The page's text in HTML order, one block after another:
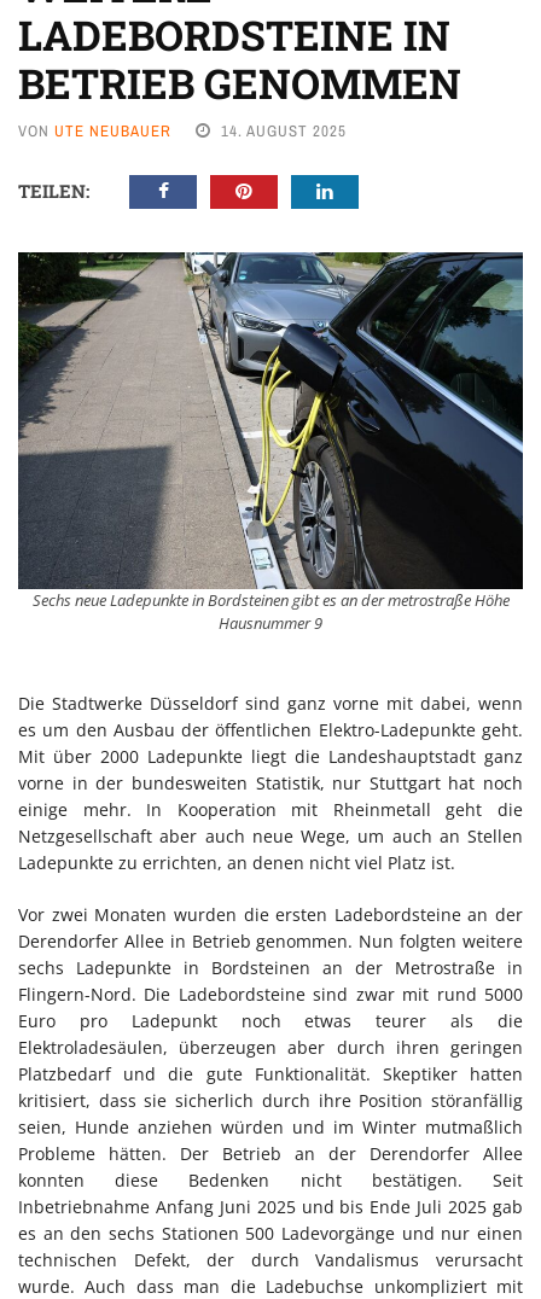
LADEBORDSTEINE IN
BETRIEB GENOMMEN
VON UTE NEUBAUER 14. AUGUST 2025
TEILEN:
Sechs neue Ladepunkte in Bordsteinen gibt es an der metrostraße Höhe
Hausnummer 9
Die Stadtwerke Düsseldorf sind ganz vorne mit dabei, wenn
es um den Ausbau der öffentlichen Elektro-Ladepunkte geht.
Mit über 2000 Ladepunkte liegt die Landeshauptstadt ganz
vorne in der bundesweiten Statistik, nur Stuttgart hat noch
einige mehr. In Kooperation mit Rheinmetall geht die
Netzgesellschaft aber auch neue Wege, um auch an Stellen
Ladepunkte zu errichten, an denen nicht viel Platz ist.
Vor zwei Monaten wurden die ersten Ladebordsteine an der
Derendorfer Allee in Betrieb genommen. Nun folgten weitere
sechs Ladepunkte in Bordsteinen an der Metrostraße in
Flingern-Nord. Die Ladebordsteine sind zwar mit rund 5000
Euro pro Ladepunkt noch etwas teurer als die
Elektroladesäulen, überzeugen aber durch ihren geringen
Platzbedarf und die gute Funktionalität. Skeptiker hatten
kritisiert, dass sie sicherlich durch ihre Position störanfällig
seien, Hunde anziehen würden und im Winter mutmaßlich
Probleme hätten. Der Betrieb an der Derendorfer Allee
konnten diese Bedenken nicht bestätigen. Seit
Inbetriebnahme Anfang Juni 2025 und bis Ende Juli 2025 gab
es an den sechs Stationen 500 Ladevorgänge und nur einen
technischen Defekt, der durch Vandalismus verursacht
wurde. Auch dass man die Ladebuchse unkompliziert mit